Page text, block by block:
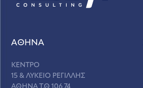
ΑΘΗΝΑ
ΚΕΝΤΡΟ
15 & ΛΥΚΕΙΟ ΡΕΓΙΛΛΗΣ